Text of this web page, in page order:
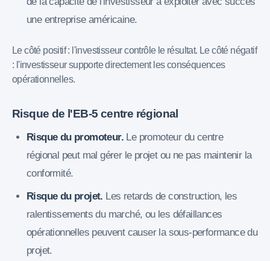
une entreprise américaine.
Le côté positif : l'investisseur contrôle le résultat. Le côté négatif
: l'investisseur supporte directement les conséquences
opérationnelles.
Risque de l'EB-5 centre régional
Risque du promoteur. Le promoteur du centre
régional peut mal gérer le projet ou ne pas maintenir la
conformité.
Risque du projet. Les retards de construction, les
ralentissements du marché, ou les défaillances
opérationnelles peuvent causer la sous-performance du
projet.